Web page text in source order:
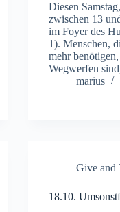
Diesen
zwischen 13
im Foyer des
1). Menschen,
mehr
Wegwerfen
marius
Give and
18.10.